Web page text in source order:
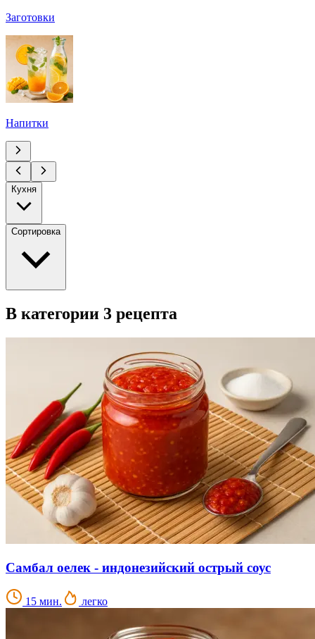
Заготовки
Напитки
Кухня
Сортировка
В категории 3 рецепта
Самбал оелек - индонезийский острый соус
15 мин. легко